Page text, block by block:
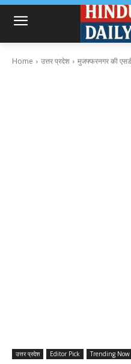
Home उत्तर प्रदेश मुजफ्फरनगर की
उत्तर प्रदेश Editor Pick Trending Now